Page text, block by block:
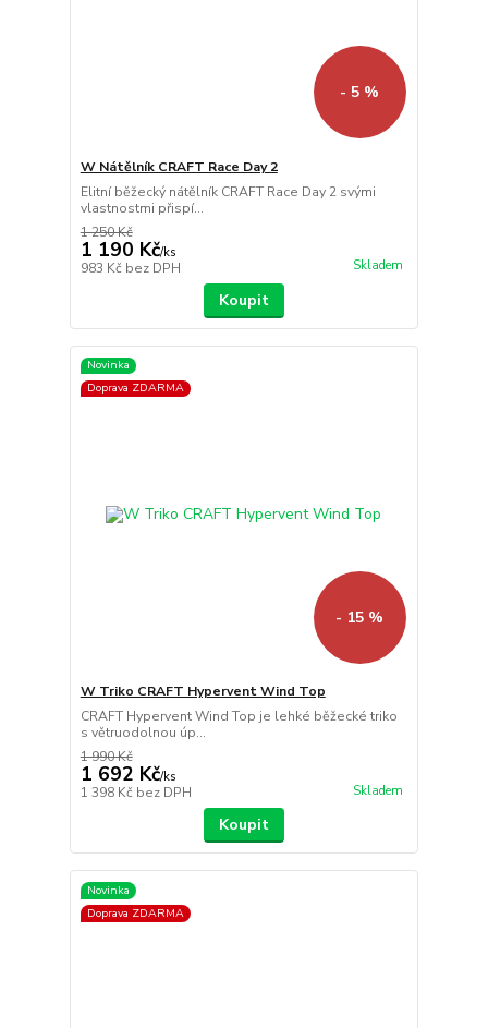
- 5 %
W Nátělník CRAFT Race Day 2
Elitní běžecký nátělník CRAFT Race Day 2 svými
vlastnostmi přispí...
1 250 Kč
1 190 Kč/ks
983 Kč bez DPH Skladem
Koupit
Novinka
Doprava ZDARMA
- 15 %
W Triko CRAFT Hypervent Wind Top
CRAFT Hypervent Wind Top je lehké běžecké triko
s větruodolnou úp...
1 990 Kč
1 692 Kč/ks
1 398 Kč bez DPH Skladem
Koupit
Novinka
Doprava ZDARMA